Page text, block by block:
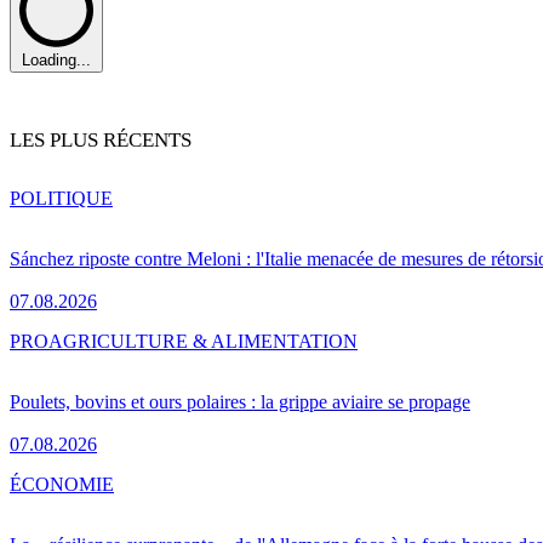
Loading...
LES PLUS RÉCENTS
Sánchez riposte contre Meloni : l'Italie menacée de mesures de
07.08.2026
POLITIQUE
Poulets, bovins et ours polaires : la grippe aviaire se propage
07.08.2026
PROAGRICULTURE & ALIMENTATION
ÉCONOMIE